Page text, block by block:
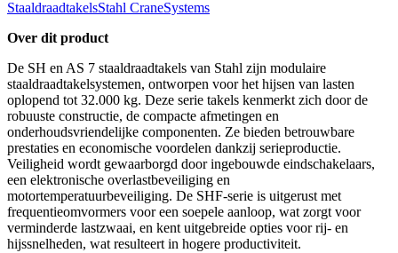
StaaldraadtakelsStahl CraneSystems
Over dit product
De SH en AS 7 staaldraadtakels van Stahl zijn modulaire
staaldraadtakelsystemen, ontworpen voor het hijsen van lasten
oplopend tot 32.000 kg. Deze serie takels kenmerkt zich door de
robuuste constructie, de compacte afmetingen en
onderhoudsvriendelijke componenten. Ze bieden betrouwbare
prestaties en economische voordelen dankzij serieproductie.
Veiligheid wordt gewaarborgd door ingebouwde eindschakelaars,
een elektronische overlastbeveiliging en
motortemperatuurbeveiliging. De SHF-serie is uitgerust met
frequentieomvormers voor een soepele aanloop, wat zorgt voor
verminderde lastzwaai, en kent uitgebreide opties voor rij- en
hijssnelheden, wat resulteert in hogere productiviteit.